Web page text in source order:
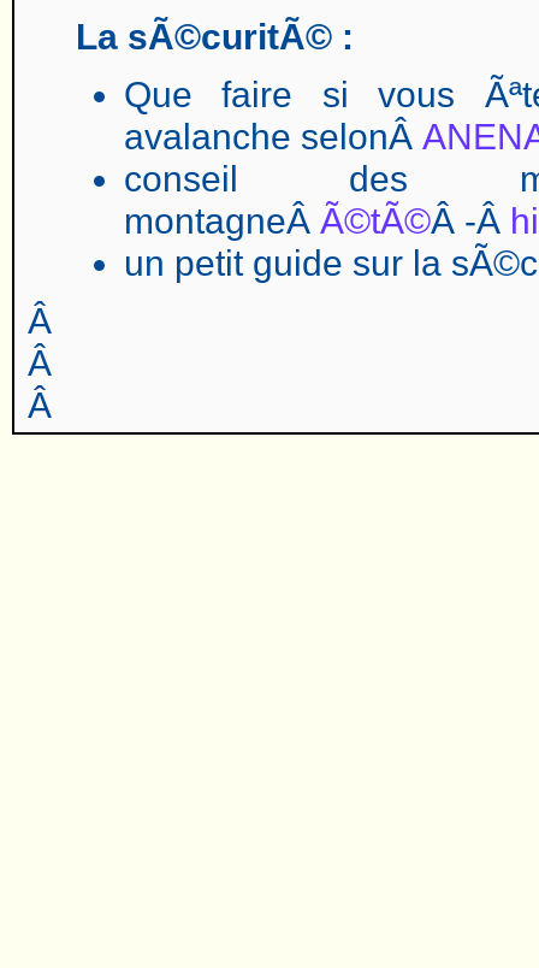
La sÃ©curitÃ© :
Que faire si vous
avalanche selonÂ
conseil des
montagneÂ Ã©tÃ©Â -Â
un petit guide sur la
Â
Â
Â